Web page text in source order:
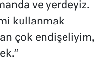
ve yerdeyiz.
kullanmak
çok endişeliyim,